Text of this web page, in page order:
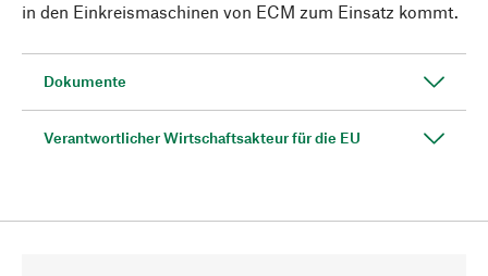
in den Einkreismaschinen von ECM zum Einsatz kommt.
Dokumente
Verantwortlicher Wirtschaftsakteur für die EU